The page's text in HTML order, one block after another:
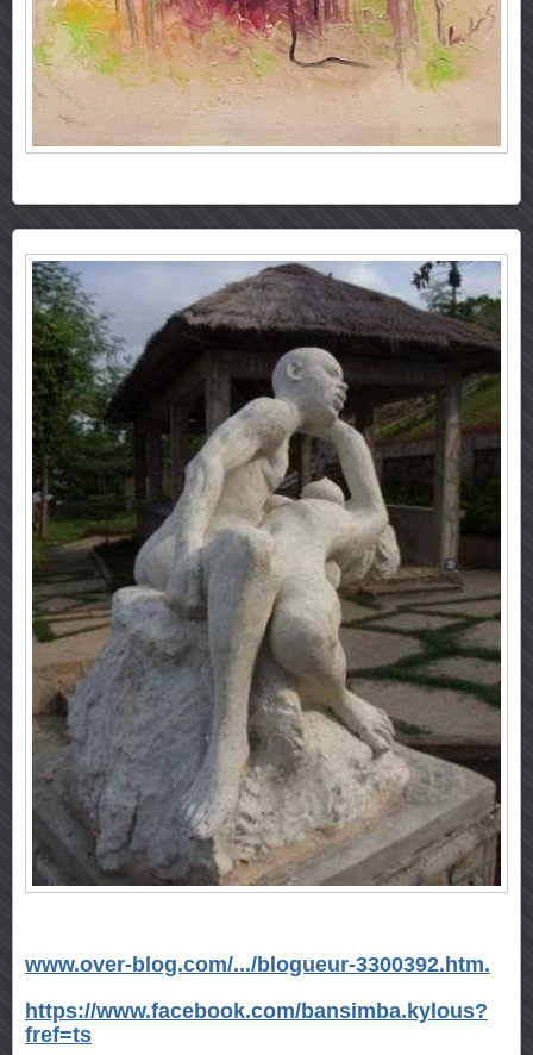
www.over-blog.com/.../blogueur-3300392.htm.
https://www.facebook.com/bansimba.kylous?
fref=ts